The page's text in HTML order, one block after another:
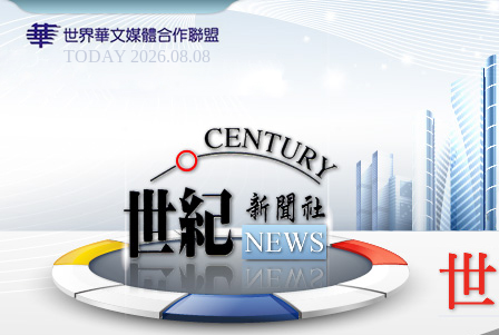
TODAY 2026.08.08